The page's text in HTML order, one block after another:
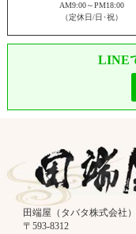
AM9:00～PM18:00
（定休日/日･祝）
LINE
田端屋（タバタ株式会社）
〒593-8312